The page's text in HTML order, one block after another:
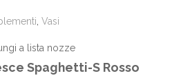
Vasi
a lista nozze
Spaghetti-S Rosso